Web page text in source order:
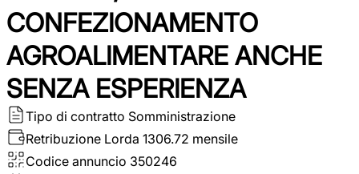
CONFEZIONAMENTO
AGROALIMENTARE ANCHE
SENZA ESPERIENZA
Tipo di contratto Somministrazione
Retribuzione Lorda 1306.72 mensile
Codice annuncio 350246